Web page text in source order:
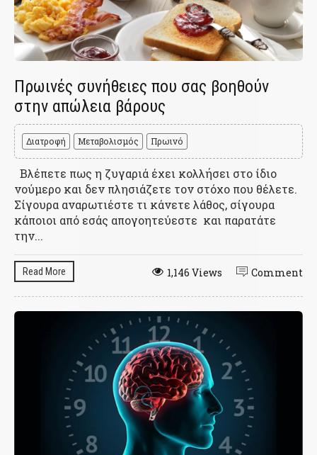
Πρωινές συνήθειες που σας βοηθούν
στην απώλεια βάρους
Διατροφή Μεταβολισμός Πρωινό
Βλέπετε πως η ζυγαριά έχει κολλήσει στο ίδιο
νούμερο και δεν πλησιάζετε τον στόχο που θέλετε.
Σίγουρα αναρωτιέστε τι κάνετε λάθος, σίγουρα
κάποιοι από εσάς απογοητεύεστε και παρατάτε
την...
Read More Comment
1,146 Views